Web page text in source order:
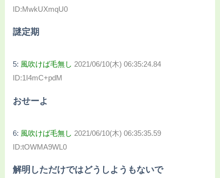
ID:MwkUXmqU0
謎定期
5: 風吹けば毛無し 2021/06/10(木) 06:35:24.84
ID:1I4mC+pdM
おせーよ
6: 風吹けば毛無し 2021/06/10(木) 06:35:35.59
ID:tOWMA9WL0
解明しただけではどうしようもないで